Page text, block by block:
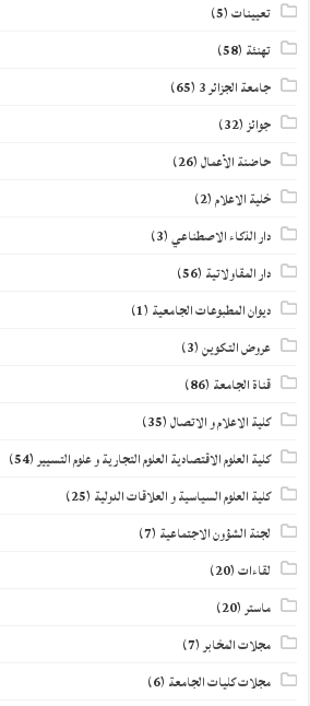
تعيينات(5)
تهنئة (58)
جامعة الجزائر 3 (65)
جوائز(32)
حاضنة الأعمال(26)
خلية الاعلام(2)
دار الذكاء الاصطناعي(3)
دار المقاولاتية (56)
ديوان المطبوعات الجامعية (1)
عروض التكوين(3)
قناة الجامعة (86)
كلية الاعلام و الاتصال(35)
كلية العلوم الاقتصادية العلوم التجارية و علوم التسيير(54)
كلية العلوم السياسية و العلاقات الدولية (25)
لجنة الشؤون الاجتماعية (7)
لقاءات(20)
ماستر(20)
مجلات المخابر(7)
مجلات كليات الجامعة (6)